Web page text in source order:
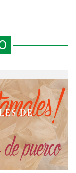
DE
ANÍS!